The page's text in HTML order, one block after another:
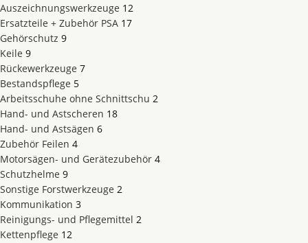
Auszeichnungswerkzeuge 12
Ersatzteile + Zubehör PSA 17
Gehörschutz 9
Keile 9
Rückewerkzeuge 7
Bestandspflege 5
Arbeitsschuhe ohne Schnittschu 2
Hand- und Astscheren 18
Hand- und Astsägen 6
Zubehör Feilen 4
Motorsägen- und Gerätezubehör 4
Schutzhelme 9
Sonstige Forstwerkzeuge 2
Kommunikation 3
Reinigungs- und Pflegemittel 2
Kettenpflege 12